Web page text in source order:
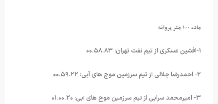
ماده ۱۰۰ متر پروانه
۲- احمدرضا جلالی از تیم سرزمین موج های آبی: ۰۰.۵۹.۲۲
۳- امیرمحمد سرابی از تیم سرزمین موج های آبی: ۰۱.۰۰.۲۰